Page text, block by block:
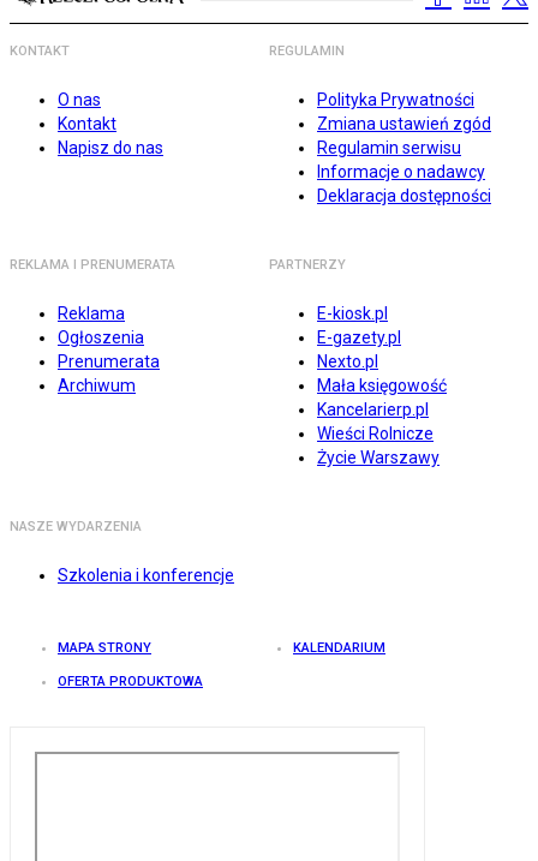
KONTAKT
O nas
Kontakt
Napisz do nas
REGULAMIN
Polityka Prywatności
Zmiana ustawień zgód
Regulamin serwisu
Informacje o nadawcy
Deklaracja dostępności
REKLAMA I PRENUMERATA
Reklama
Ogłoszenia
Prenumerata
Archiwum
PARTNERZY
E-kiosk.pl
E-gazety.pl
Nexto.pl
Mała księgowość
Kancelarierp.pl
Wieści Rolnicze
Życie Warszawy
NASZE WYDARZENIA
Szkolenia i konferencje
MAPA STRONY KALENDARIUM
OFERTA PRODUKTOWA